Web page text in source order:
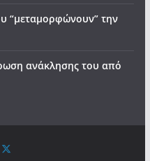
“μεταμορφώνουν” την
ανάκλησης του από